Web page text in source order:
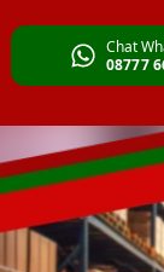
Chat
08777